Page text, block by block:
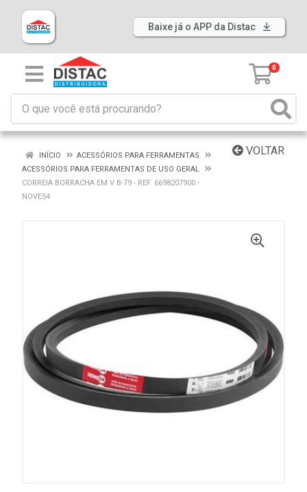
Baixe já o APP da Distac
0
VOLTAR
INÍCIO
ACESSÓRIOS PARA FERRAMENTAS
ACESSÓRIOS PARA FERRAMENTAS DE USO GERAL
CORREIA BORRACHA EM V B-79 - REF. 6698207900 -
NOVE54